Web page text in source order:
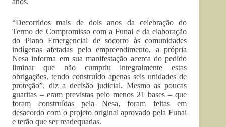
“Decorridos mais de dois anos da celebração do
Termo de Compromisso com a Funai e da elaboração
do Plano Emergencial de socorro às comunidades
indígenas afetadas pelo empreendimento, a própria
Nesa informa em sua manifestação acerca do pedido
liminar que não cumpriu integralmente estas
obrigações, tendo construído apenas seis unidades de
proteção”, diz a decisão judicial. Mesmo as poucas
guaritas – eram previstas pelo menos 21 bases – que
foram construídas pela Nesa, foram feitas em
desacordo com o projeto original aprovado pela Funai
e terão que ser readequadas.